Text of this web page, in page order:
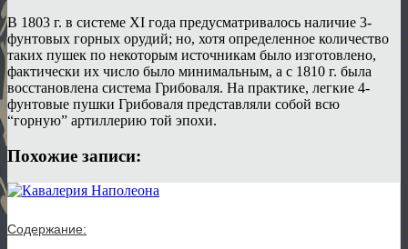
В 1803 г. в системе XI года предусматривалось наличие 3-
фунтовых горных орудий; но, хотя определенное количество
таких пушек по некоторым источникам было изготовлено,
фактически их число было минимальным, а с 1810 г. была
восстановлена система Грибоваля. На практике, легкие 4-
фунтовые пушки Грибоваля представляли собой всю
“горную” артиллерию той эпохи.
Похожие записи:
Содержание: